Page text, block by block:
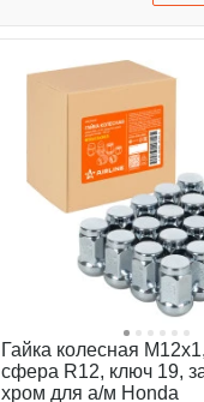
Гайка колесная
сфера R12, ключ 19,
хром для а/м Honda